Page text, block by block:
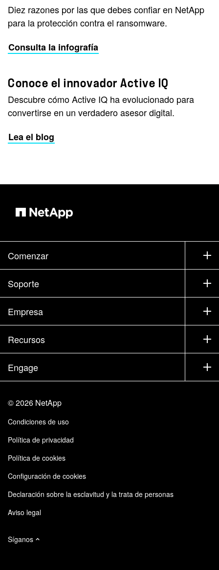
Diez razones por las que debes confiar en NetApp
para la protección contra el ransomware.
Consulta la infografía
Conoce el innovador Active IQ
Descubre cómo Active IQ ha evolucionado para
convertirse en un verdadero asesor digital.
Lea el blog
Comenzar
Cómo comprar
Contacte con Ventas
Encuentre un partner
Executive Briefing
Productos de la A a la Z
Soporte
Soporte
Formación
Documentación
Comunidad
Aprendizaje
Empresa
Empresa
Partners
Trayectoria profesional
Centro de Confianza
Responsabilidad y sostenibilidad
Certificaciones de calidad
Instaclustr de NetApp
Recursos
Sala de prensa
Eventos
Blog
Experiencia del cliente
Casos de clientes
Engage
Comentarios del sitio
Accesibilidad
Suscripciones de correo electrónico
©2026 NetApp
Condiciones de uso
Política de privacidad
Política de cookies
Configuración de cookies
Declaración sobre la esclavitud y la trata de personas
Aviso legal
Síganos